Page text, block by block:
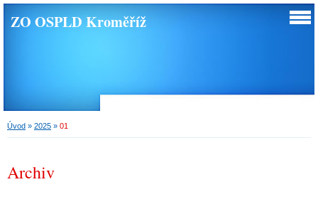
ZO OSPLD Kroměříž
Úvod » 2025 » 01
Archiv